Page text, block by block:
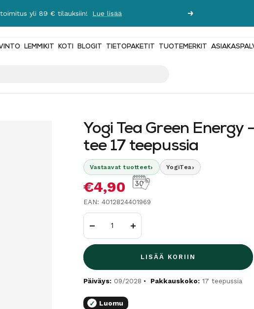
yli 89 € tilauksiin! Lue lisää Seuraava
LEMMIKIT KOTI BLOGIT TIETOPAKETIT TUOTEMERKIT
Yogi Tea Green Energy
tee 17 teepussia
Vastaavat tuotteet› YogiTea›
Alennushinta
€4,90
EAN: 4012824401969
Lisää
LISÄÄ KORIIN
Päiväys: 09/2028 Pakkauskoko: 17 teepussia
✓ Luomu